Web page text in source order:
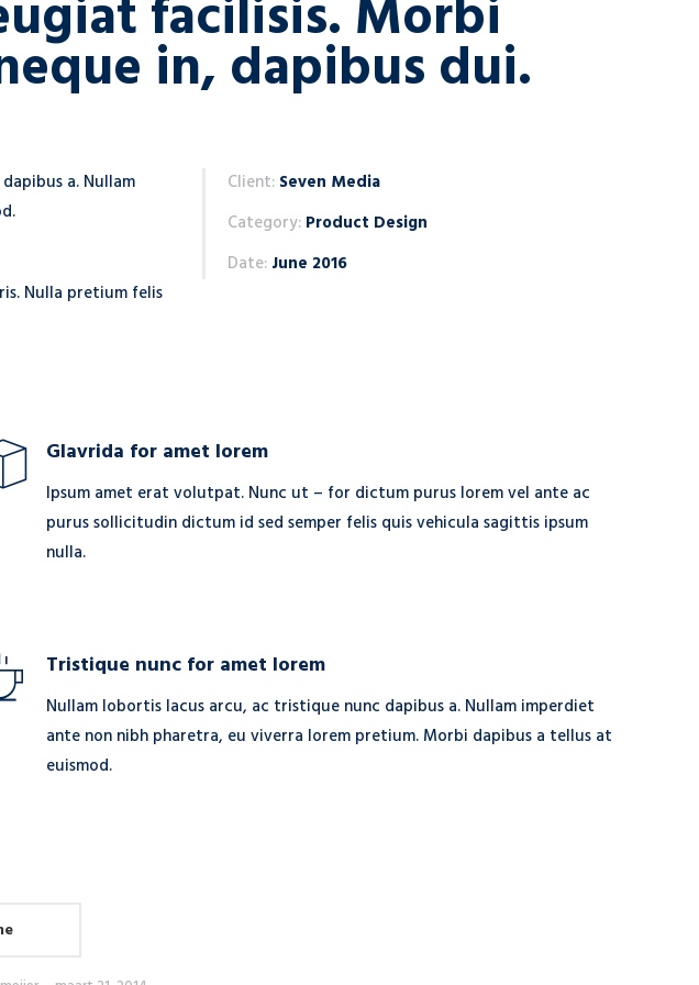
facilisis. Morbi
in, dapibus dui.
a. Nullam
Nulla pretium felis
Client: Seven Media
Category: Product Design
Date: June 2016
Glavrida for amet lorem
Ipsum amet erat volutpat. Nunc ut – for dictum purus lorem vel ante ac
purus sollicitudin dictum id sed semper felis quis vehicula sagittis ipsum
nulla.
Tristique nunc for amet lorem
Nullam lobortis lacus arcu, ac tristique nunc dapibus a. Nullam imperdiet
ante non nibh pharetra, eu viverra lorem pretium. Morbi dapibus a tellus at
euismod.